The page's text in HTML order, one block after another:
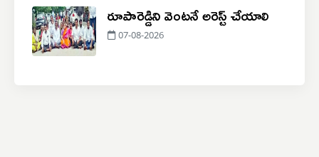
రూపారెడ్డిని వెంటనే అరెస్ట్ చేయాలి
07-08-2026